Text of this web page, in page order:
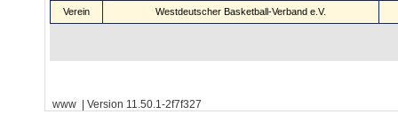
Verein Westdeutscher Basketball-Verband e.V.
www | Version 11.50.1-2f7f327